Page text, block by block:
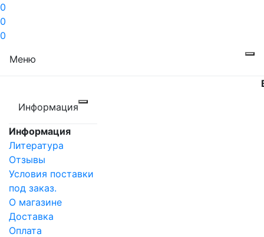
0
0
0
Меню
Информация
Информация
Литература
Отзывы
Условия поставки
под заказ.
О магазине
Доставка
Оплата